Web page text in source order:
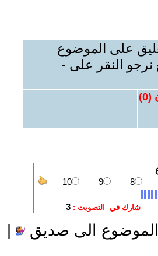
على الموضوع
نرجو النقر على -
(
0
)
الى صديق